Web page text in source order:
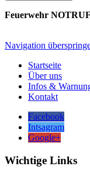
Feuerwehr
Navigation
Startseite
Über uns
Infos &
Kontakt
Facebook
Intsagram
Google+
Wichtige Links